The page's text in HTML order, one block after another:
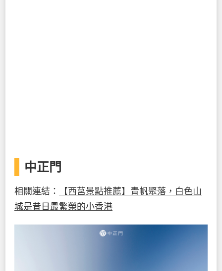
中正門
相關連結：
【西莒景點推薦】青帆聚落，白色山
城是昔日最繁榮的小香港